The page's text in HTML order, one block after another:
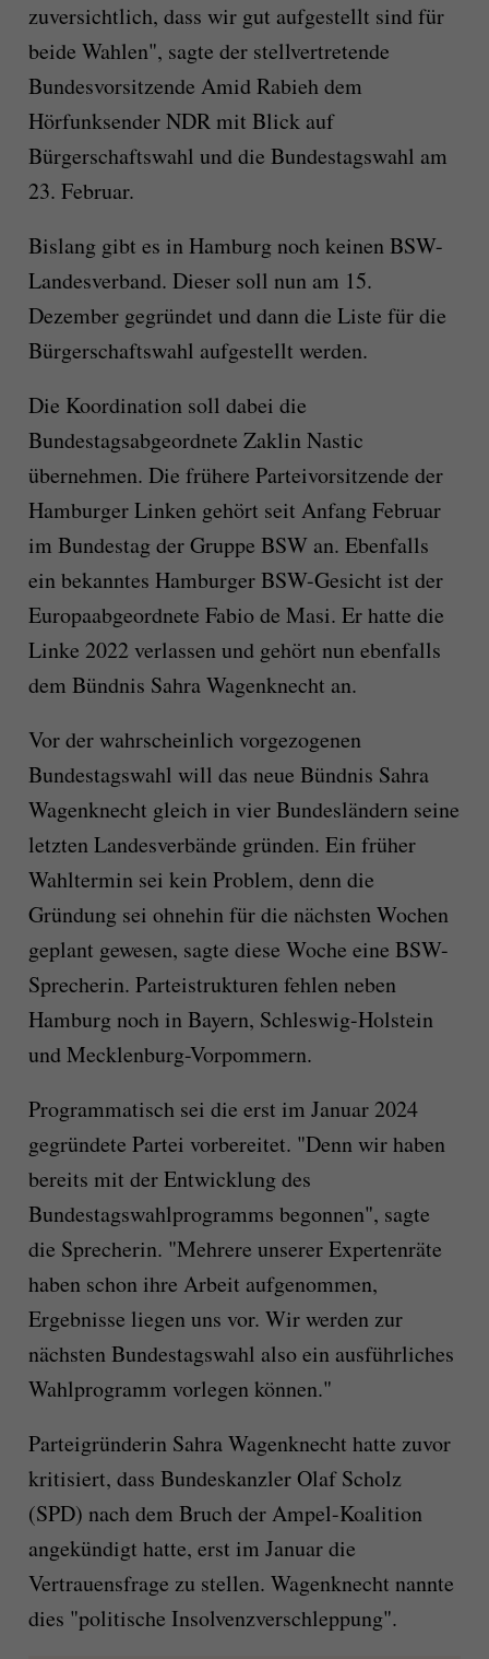
zuversichtlich, dass wir gut aufgestellt sind für
beide Wahlen", sagte der stellvertretende
Bundesvorsitzende Amid Rabieh dem
Hörfunksender NDR mit Blick auf
Bürgerschaftswahl und die Bundestagswahl am
23. Februar.
Bislang gibt es in Hamburg noch keinen BSW-
Landesverband. Dieser soll nun am 15.
Dezember gegründet und dann die Liste für die
Bürgerschaftswahl aufgestellt werden.
Die Koordination soll dabei die
Bundestagsabgeordnete Zaklin Nastic
übernehmen. Die frühere Parteivorsitzende der
Hamburger Linken gehört seit Anfang Februar
im Bundestag der Gruppe BSW an. Ebenfalls
ein bekanntes Hamburger BSW-Gesicht ist der
Europaabgeordnete Fabio de Masi. Er hatte die
Linke 2022 verlassen und gehört nun ebenfalls
dem Bündnis Sahra Wagenknecht an.
Vor der wahrscheinlich vorgezogenen
Bundestagswahl will das neue Bündnis Sahra
Wagenknecht gleich in vier Bundesländern seine
letzten Landesverbände gründen. Ein früher
Wahltermin sei kein Problem, denn die
Gründung sei ohnehin für die nächsten Wochen
geplant gewesen, sagte diese Woche eine BSW-
Sprecherin. Parteistrukturen fehlen neben
Hamburg noch in Bayern, Schleswig-Holstein
und Mecklenburg-Vorpommern.
Programmatisch sei die erst im Januar 2024
gegründete Partei vorbereitet. "Denn wir haben
bereits mit der Entwicklung des
Bundestagswahlprogramms begonnen", sagte
die Sprecherin. "Mehrere unserer Expertenräte
haben schon ihre Arbeit aufgenommen,
Ergebnisse liegen uns vor. Wir werden zur
nächsten Bundestagswahl also ein ausführliches
Wahlprogramm vorlegen können."
Parteigründerin Sahra Wagenknecht hatte zuvor
kritisiert, dass Bundeskanzler Olaf Scholz
(SPD) nach dem Bruch der Ampel-Koalition
angekündigt hatte, erst im Januar die
Vertrauensfrage zu stellen. Wagenknecht nannte
dies "politische Insolvenzverschleppung".